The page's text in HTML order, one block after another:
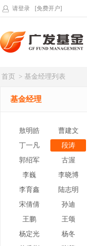
请登录 [免费开户]
首页 > 基金经理列表
基金经理
敖明皓 曹建文
丁一凡
段涛
郭绍军
古渥
李巍
李晓博
李育鑫
陆志明
宋倩倩
孙迪
王鹏
王颂
杨定光
杨冬